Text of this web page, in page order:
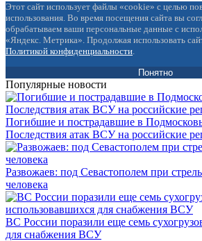
Этот сайт использует файлы «cookie» с целью
использования. Во время посещения сайта вы
обрабатываем ваши персональные данные с
«Яндекс. Метрика». Продолжая использовать
Политикой конфиденциальности
Понятно
Популярные новости
Погибшие и пострадавшие в
Последствия атак ВСУ на российские
Развожаев: под Севастополем при
человека
ВС России поразили еще семь
для снабжения ВСУ